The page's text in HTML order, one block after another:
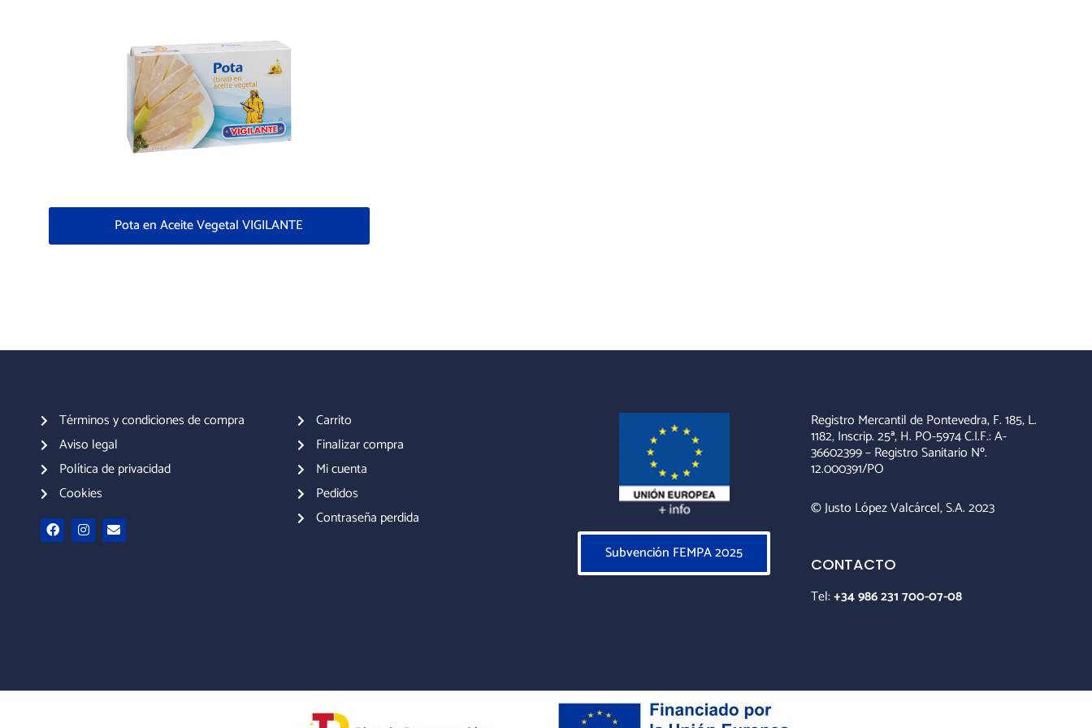
Pota en Aceite Vegetal VIGILANTE
Términos y condiciones de compra
Aviso legal
Política de privacidad
Cookies
F
a
I
n
E
n
Carrito
Finalizar compra
Mi cuenta
Pedidos
Contraseña perdida
Subvención FEMPA 2025
Registro Mercantil de Pontevedra, F. 185, L.
1182, Inscrip. 25ª, H. PO-5974 C.I.F.: A-
36602399 – Registro Sanitario Nº.
12.000391/PO
© Justo López Valcárcel, S.A. 2023
CONTACTO
Tel:+34 986 231 700-07-08